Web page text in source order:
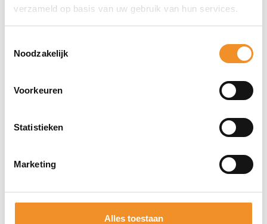
verzameld op basis van uw gebruik van hun services.
Noodzakelijk
Voorkeuren
Statistieken
Marketing
Alles toestaan
Stijlvolle en premium afwerking in wit